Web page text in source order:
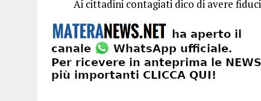
Ai cittadini contagiati dico di avere